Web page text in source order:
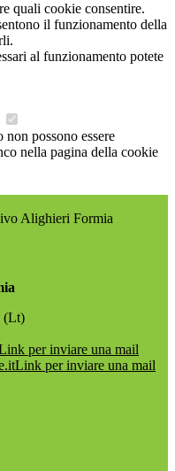
quali cookie consentire.
il funzionamento della
al funzionamento potete
possono essere
nella pagina della cookie
Alighieri Formia
(Lt)
per inviare una mail
Link per inviare una mail